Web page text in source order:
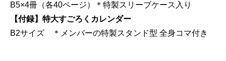
B5×4冊（各40ページ）＊特製スリーブケース入り
【付録】特大すごろくカレンダー
B2サイズ ＊メンバーの特製スタンド型 全身コマ付き